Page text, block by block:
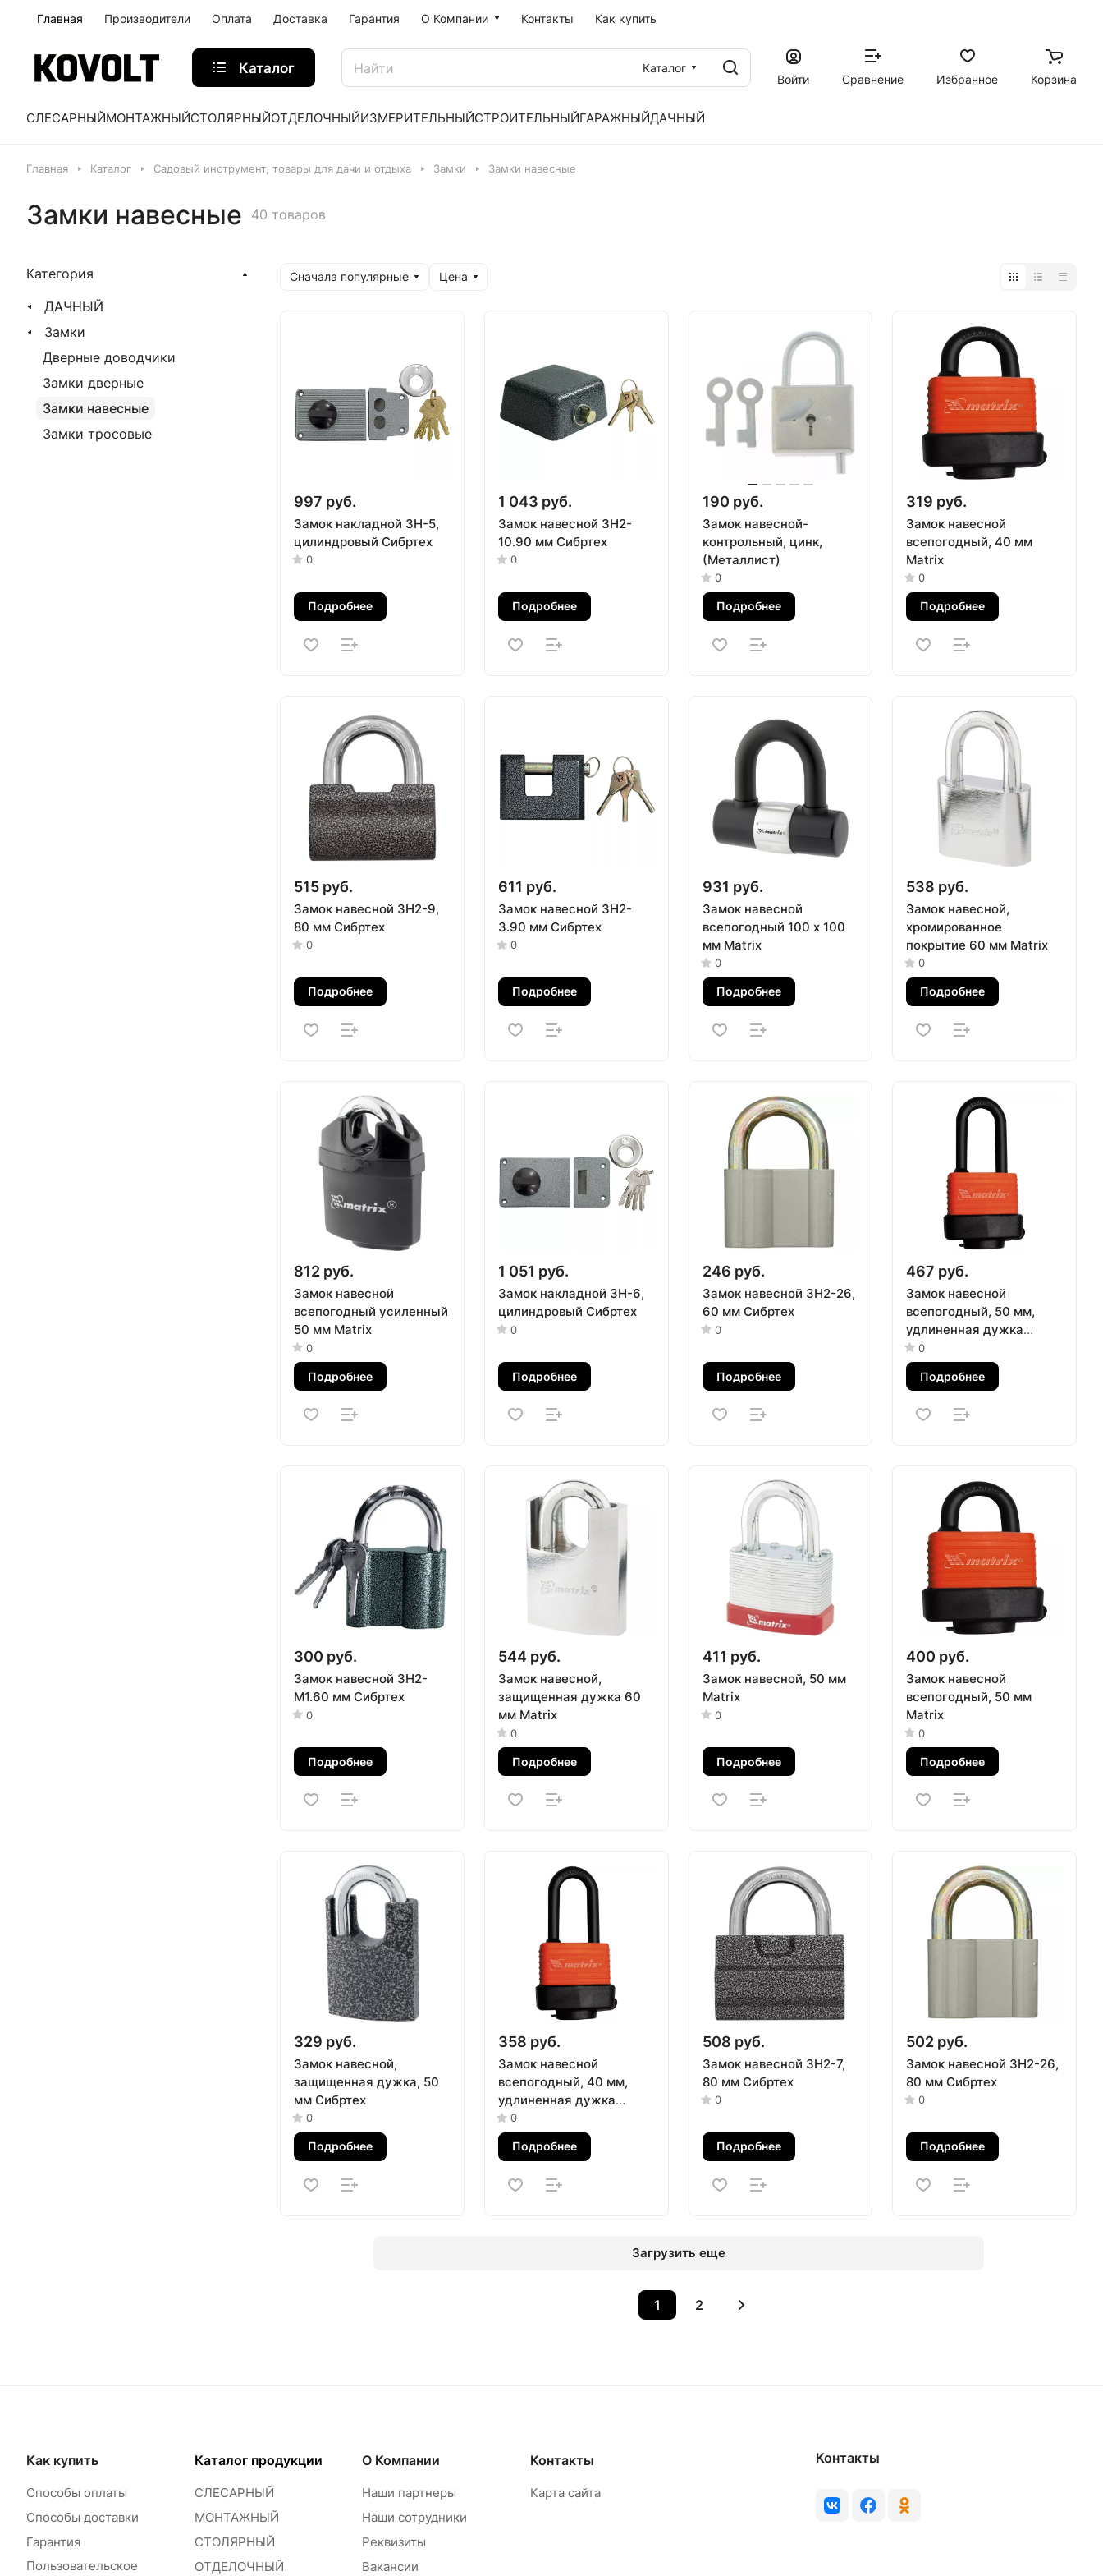
Главная Производители Оплата Доставка Гарантия О Компании Контакты Как купить
Каталог
Каталог
Войти
Сравнение Избранное Корзина
СЛЕСАРНЫЙМОНТАЖНЫЙСТОЛЯРНЫЙОТДЕЛОЧНЫЙИЗМЕРИТЕЛЬНЫЙСТРОИТЕЛЬНЫЙГАРАЖНЫЙДАЧНЫЙ
Главная Каталог Садовый инструмент, товары для дачи и отдыха Замки Замки навесные
Замки навесные 40 товаров
Сначала популярные Цена
997 руб.
Замок накладной ЗН-5,
цилиндровый Сибртех
0
Подробнее
1 043 руб.
Замок навесной ЗН2-
10.90 мм Сибртех
0
Подробнее
190 руб.
Замок навесной-
контрольный, цинк,
(Металлист)
0
Подробнее
319 руб.
Замок навесной
всепогодный, 40 мм
Matrix
0
Подробнее
515 руб.
Замок навесной ЗН2-9,
80 мм Сибртех
0
Подробнее
611 руб.
Замок навесной ЗН2-
3.90 мм Сибртех
0
Подробнее
931 руб.
Замок навесной
всепогодный 100 х 100
мм Matrix
0
Подробнее
538 руб.
Замок навесной,
хромированное
покрытие 60 мм Matrix
0
Подробнее
812 руб.
Замок навесной
всепогодный усиленный
50 мм Matrix
0
Подробнее
1 051 руб.
Замок накладной ЗН-6,
цилиндровый Сибртех
0
Подробнее
246 руб.
Замок навесной ЗН2-26,
60 мм Сибртех
0
Подробнее
467 руб.
Замок навесной
всепогодный, 50 мм,
удлиненная дужка
Matrix
0
Подробнее
300 руб.
Замок навесной ЗН2-
М1.60 мм Сибртех
0
Подробнее
544 руб.
Замок навесной,
защищенная дужка 60
мм Matrix
0
Подробнее
411 руб.
Замок навесной, 50 мм
Matrix
0
Подробнее
400 руб.
Замок навесной
всепогодный, 50 мм
Matrix
0
Подробнее
329 руб.
Замок навесной,
защищенная дужка, 50
мм Сибртех
0
Подробнее
358 руб.
Замок навесной
всепогодный, 40 мм,
удлиненная дужка
Matrix
0
Подробнее
508 руб.
Замок навесной ЗН2-7,
80 мм Сибртех
0
Подробнее
502 руб.
Замок навесной ЗН2-26,
80 мм Сибртех
0
Подробнее
Загрузить еще
1 2
Категория
ДАЧНЫЙ
Замки
Дверные доводчики
Замки дверные
Замки навесные
Замки тросовые
Как купить
Способы оплаты
Способы доставки
Гарантия
Пользовательское
Каталог продукции
СЛЕСАРНЫЙ
МОНТАЖНЫЙ
СТОЛЯРНЫЙ
ОТДЕЛОЧНЫЙ
О Компании
Наши партнеры
Наши сотрудники
Реквизиты
Вакансии
Контакты
Карта сайта
Контакты